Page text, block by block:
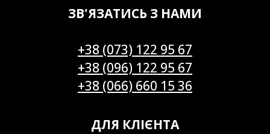
ЗВ'ЯЗАТИСЬ З НАМИ
+38 (073) 122 95 67
+38 (096) 122 95 67
+38 (066) 660 15 36
ДЛЯ КЛІЄНТА